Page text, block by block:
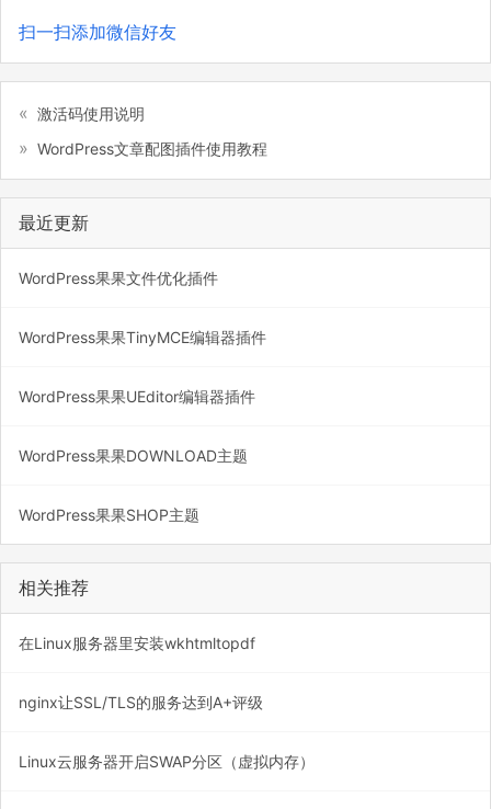
扫一扫添加微信好友
激活码使用说明
WordPress文章配图插件使用教程
最近更新
WordPress果果文件优化插件
WordPress果果TinyMCE编辑器插件
WordPress果果UEditor编辑器插件
WordPress果果DOWNLOAD主题
WordPress果果SHOP主题
相关推荐
在Linux服务器里安装wkhtmltopdf
nginx让SSL/TLS的服务达到A+评级
Linux云服务器开启SWAP分区（虚拟内存）